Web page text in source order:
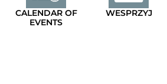
CALENDAR OF
EVENTS
WESPRZYJ